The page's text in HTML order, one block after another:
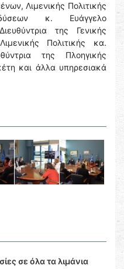
Λιμενικής Πολιτικής
κ. Ευάγγελο
της Γενικής
Πολιτικής κα.
της Πλοηγικής
και άλλα υπηρεσιακά
σε όλα τα λιμάνια